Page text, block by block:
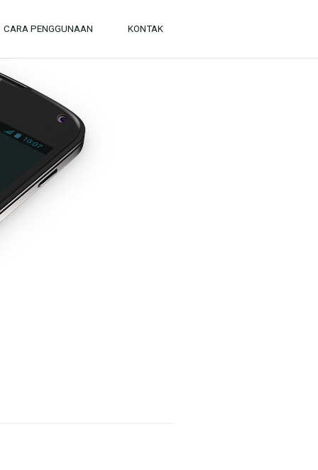
CARA PENGGUNAAN KONTAK